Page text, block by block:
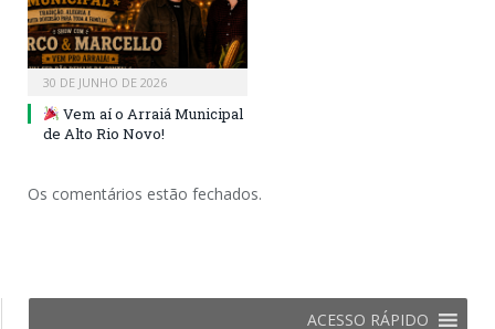
30 DE JUNHO DE 2026
Vem aí o Arraiá Municipal
de Alto Rio Novo!
Os comentários estão fechados.
ACESSO RÁPIDO